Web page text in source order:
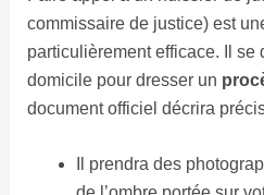
commissaire de justice) est
particulièrement efficace. Il se
domicile pour dresser un
document officiel décrira
Il prendra des